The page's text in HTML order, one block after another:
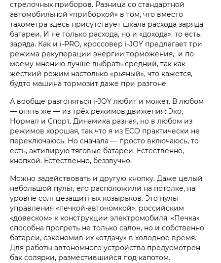
стрелочных приборов. Разница со стандартной
автомобильной «приборкой» в том, что вместо
тахометра здесь присутствует шкала расхода заряда
батареи. И не только расхода, но и «дохода», то есть,
заряда. Как и i‑PRO, кроссовер i‑JOY предлагает три
режима рекуперации энергии торможения, и по
моему мнению лучше выбрать средний, так как
жёсткий режим настолько «рьяный», что кажется,
будто машина тормозит даже при разгоне.
А вообще разгоняться i‑JOY любит и может. В любом
— опять же — из трёх режимов движения: Эко,
Нормал и Спорт. Динамика разная, но в любом из
режимов хорошая, так что я из ECO практически не
переключаюсь. Но сначала — просто включаюсь, то
есть, активирую тяговые батареи. Естественно,
кнопкой. Естественно, беззвучно.
Можно задействовать и другую кнопку. Даже целый
небольшой пульт, его расположили на потолке, на
уровне солнцезащитных козырьков. Это пульт
управления «печкой-автономкой», российским
«довеском» к конструкции электромобиля. «Печка»
способна прогреть не только салон, но и собственно
батареи, сэкономив их «отдачу» в холодное время.
Для работы автономного устройства предусмотрен
бак солярки, разместившийся под капотом.